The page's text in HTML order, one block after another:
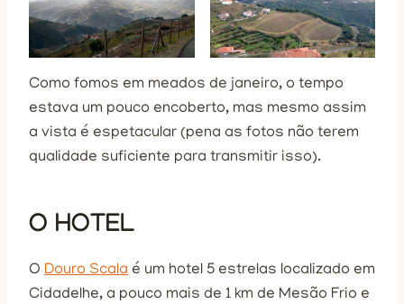
Como fomos em meados de janeiro, o tempo
estava um pouco encoberto, mas mesmo assim
a vista é espetacular (pena as fotos não terem
qualidade suficiente para transmitir isso).
O HOTEL
O Douro Scala é um hotel 5 estrelas localizado em
Cidadelhe, a pouco mais de 1 km de Mesão Frio e